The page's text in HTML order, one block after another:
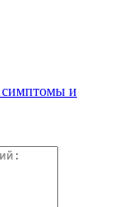
симптомы и